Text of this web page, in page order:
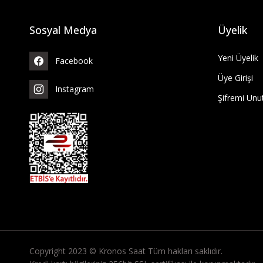
Sosyal Medya
Facebook
Instagram
Üyelik
Yeni Üyelik
Üye Girişi
Şifremi
Copyright 2023 © Kronos Saat Tüm hakları saklıdır.